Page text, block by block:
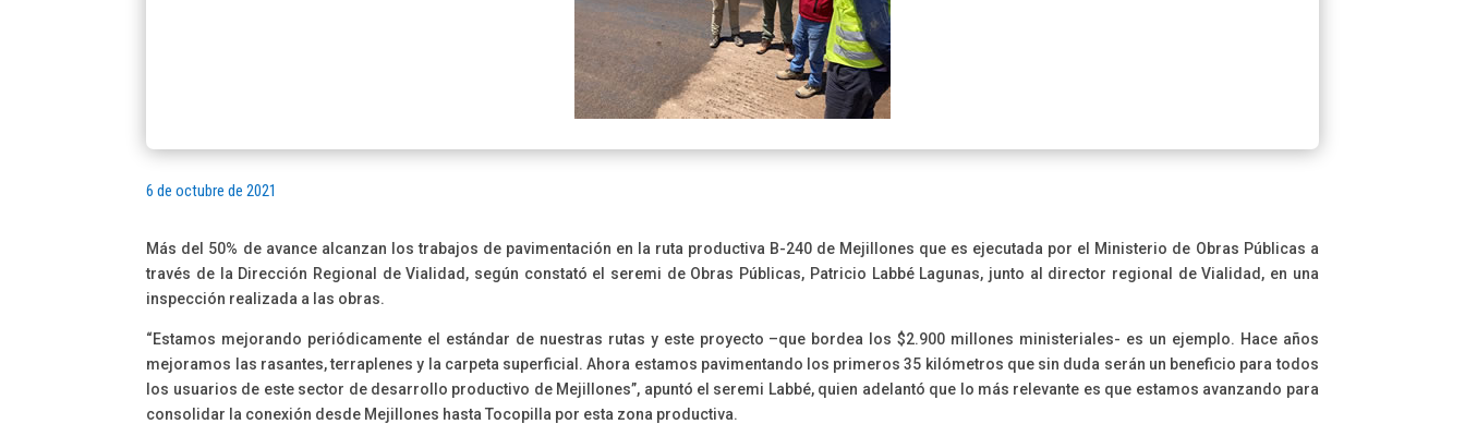
6 de octubre de 2021
Más del 50% de avance alcanzan los trabajos de pavimentación en la ruta productiva B-240 de Mejillones que es ejecutada por el Ministerio de Obras Públicas a
través de la Dirección Regional de Vialidad, según constató el seremi de Obras Públicas, Patricio Labbé Lagunas, junto al director regional de Vialidad, en una
inspección realizada a las obras.
“Estamos mejorando periódicamente el estándar de nuestras rutas y este proyecto –que bordea los $2.900 millones ministeriales- es un ejemplo. Hace años
mejoramos las rasantes, terraplenes y la carpeta superficial. Ahora estamos pavimentando los primeros 35 kilómetros que sin duda serán un beneficio para todos
los usuarios de este sector de desarrollo productivo de Mejillones”, apuntó el seremi Labbé, quien adelantó que lo más relevante es que estamos avanzando para
consolidar la conexión desde Mejillones hasta Tocopilla por esta zona productiva.